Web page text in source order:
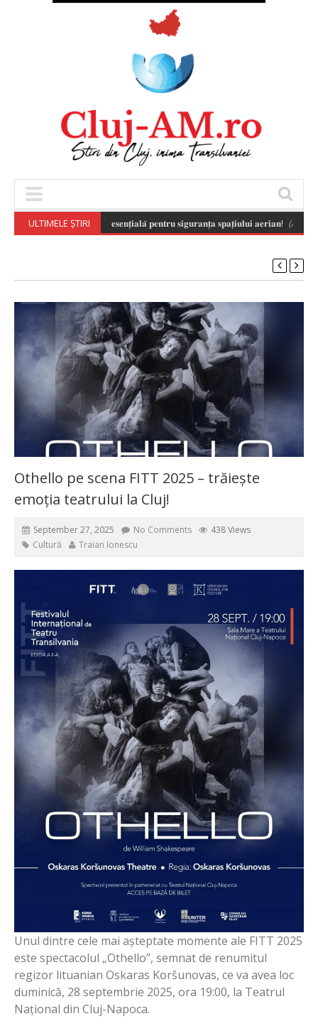
ULTIMELE ȘTIRI
𝐚 𝐝𝐫𝐨𝐧𝐞𝐥𝐨𝐫 𝐞𝐬𝐭𝐞 𝐞𝐬𝐞𝐧𝐭̦𝐢𝐚𝐥𝐚̆ 𝐩𝐞𝐧𝐭𝐫𝐮 𝐬𝐢𝐠𝐮𝐫𝐚𝐧𝐭̦𝐚 𝐬𝐩𝐚𝐭̦𝐢𝐮𝐥𝐮𝐢 𝐚𝐞𝐫𝐢𝐚𝐧! (August 7,
Othello pe scena FITT 2025 – trăiește
emoția teatrului la Cluj!
September 27, 2025 No Comments
438 Views
Cultură
Traian Ionescu
Unul dintre cele mai așteptate momente ale FITT 2025
este spectacolul „Othello”, semnat de renumitul
regizor lituanian Oskaras Koršunovas, ce va avea loc
duminică, 28 septembrie 2025, ora 19:00, la Teatrul
Național din Cluj-Napoca.